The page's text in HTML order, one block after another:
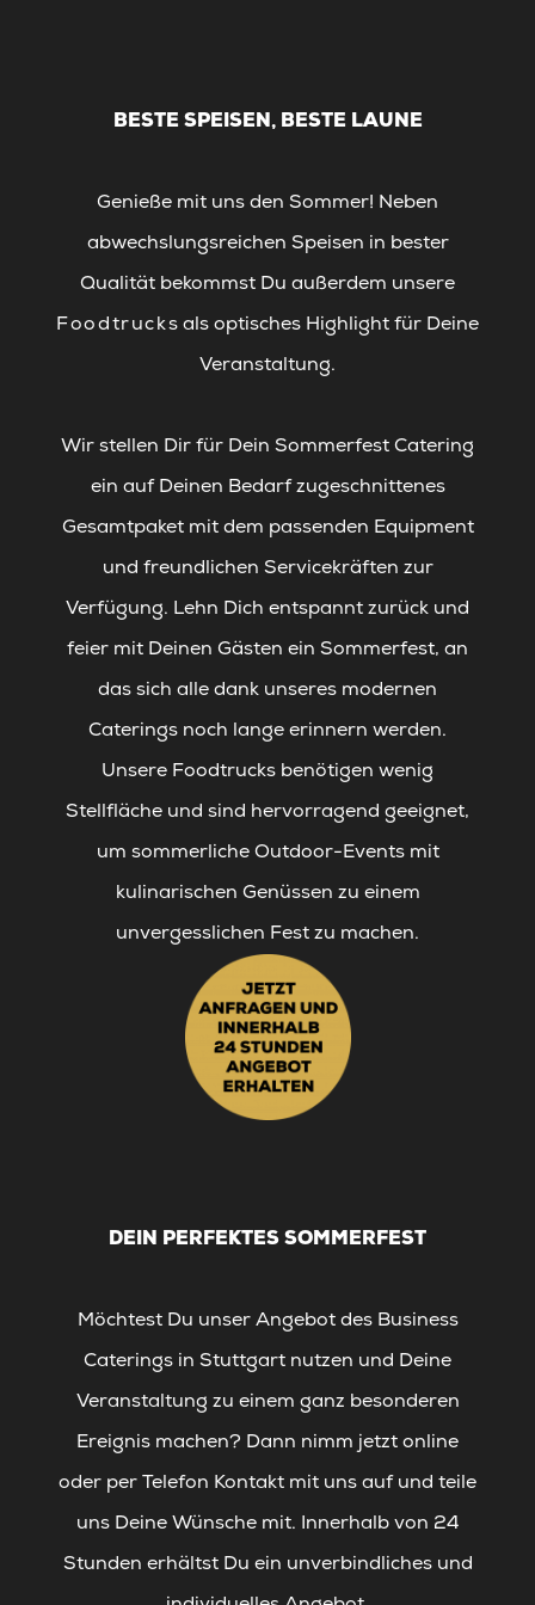
BESTE SPEISEN, BESTE LAUNE
Genieße mit uns den Sommer! Neben
abwechslungsreichen Speisen in bester
Qualität bekommst Du außerdem unsere
Foodtrucks als optisches Highlight für Deine
Veranstaltung.
Wir stellen Dir für Dein Sommerfest Catering
ein auf Deinen Bedarf zugeschnittenes
Gesamtpaket mit dem passenden Equipment
und freundlichen Servicekräften zur
Verfügung. Lehn Dich entspannt zurück und
feier mit Deinen Gästen ein Sommerfest, an
das sich alle dank unseres modernen
Caterings noch lange erinnern werden.
Unsere Foodtrucks benötigen wenig
Stellfläche und sind hervorragend geeignet,
um sommerliche Outdoor-Events mit
kulinarischen Genüssen zu einem
unvergesslichen Fest zu machen.
DEIN PERFEKTES SOMMERFEST
Möchtest Du unser Angebot des Business
Caterings in Stuttgart nutzen und Deine
Veranstaltung zu einem ganz besonderen
Ereignis machen? Dann nimm jetzt online
oder per Telefon Kontakt mit uns auf und teile
uns Deine Wünsche mit. Innerhalb von 24
Stunden erhältst Du ein unverbindliches und